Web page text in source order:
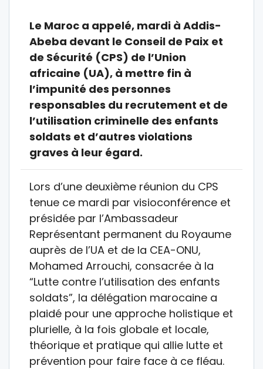
Le Maroc a appelé, mardi à Addis-
Abeba devant le Conseil de Paix et
de Sécurité (CPS) de l’Union
africaine (UA), à mettre fin à
l’impunité des personnes
responsables du recrutement et de
l’utilisation criminelle des enfants
soldats et d’autres violations
graves à leur égard.
Lors d’une deuxième réunion du CPS
tenue ce mardi par visioconférence et
présidée par l’Ambassadeur
Représentant permanent du Royaume
auprès de l’UA et de la CEA-ONU,
Mohamed Arrouchi, consacrée à la
“Lutte contre l’utilisation des enfants
soldats”, la délégation marocaine a
plaidé pour une approche holistique et
plurielle, à la fois globale et locale,
théorique et pratique qui allie lutte et
prévention pour faire face à ce fléau.